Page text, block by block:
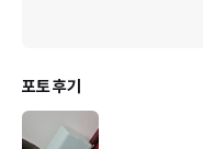
포토 후기